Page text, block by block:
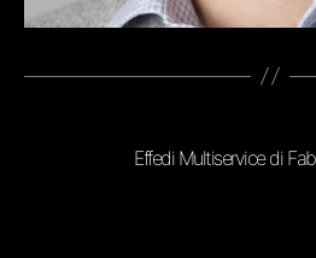
Effedi Multiservice di